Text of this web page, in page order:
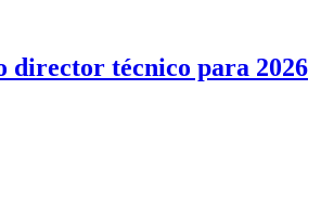
director técnico para 2026